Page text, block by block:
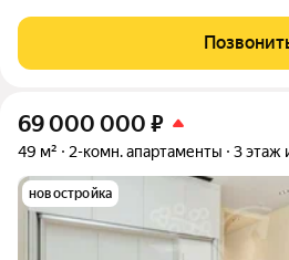
внутренний двор, -мастер спальню с
санузлом с
69 000 000 ₽
49 м² 2-комн. апартаменты 3 этаж
новостройка